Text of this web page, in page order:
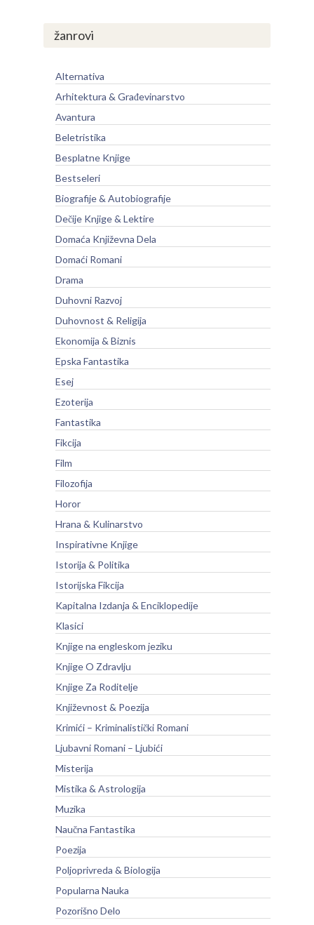
žanrovi
Alternativa
Arhitektura & Građevinarstvo
Avantura
Beletristika
Besplatne Knjige
Bestseleri
Biografije & Autobiografije
Dečije Knjige & Lektire
Domaća Književna Dela
Domaći Romani
Drama
Duhovni Razvoj
Duhovnost & Religija
Ekonomija & Biznis
Epska Fantastika
Esej
Ezoterija
Fantastika
Fikcija
Film
Filozofija
Horor
Hrana & Kulinarstvo
Inspirativne Knjige
Istorija & Politika
Istorijska Fikcija
Kapitalna Izdanja & Enciklopedije
Klasici
Knjige na engleskom jeziku
Knjige O Zdravlju
Knjige Za Roditelje
Književnost & Poezija
Krimići – Kriminalistički Romani
Ljubavni Romani – Ljubići
Misterija
Mistika & Astrologija
Muzika
Naučna Fantastika
Poezija
Poljoprivreda & Biologija
Popularna Nauka
Pozorišno Delo